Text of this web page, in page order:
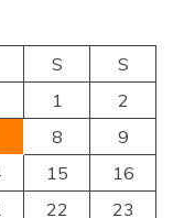
S
S
1
2
8
9
15
16
22
23